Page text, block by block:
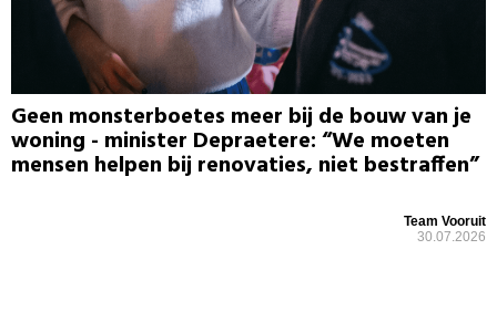
Geen monsterboetes meer bij de bouw van je
woning - minister Depraetere: “We moeten
mensen helpen bij renovaties, niet bestraffen”
Team Vooruit
30.07.2026